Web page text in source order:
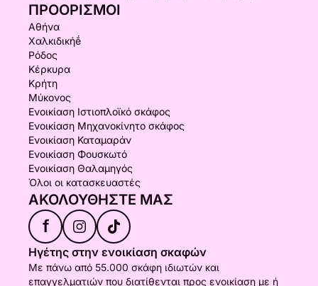
ΠΡΟΟΡΙΣΜΟΊ
Αθήνα
Χαλκιδικήḗ
Ρόδος
Κέρκυρα
Κρήτη
Μύκονος
Ενοικίαση Ιστιοπλοϊκό σκάφος
Ενοικίαση Μηχανοκίνητο σκάφος
Ενοικίαση Καταμαράν
Ενοικίαση Φουσκωτό
Ενοικίαση Θαλαμηγός
Όλοι οι κατασκευαστές
ΑΚΟΛΟΥΘΉΣΤΕ ΜΑΣ
f
Ηγέτης στην ενοικίαση σκαφών
Με πάνω από 55.000 σκάφη ιδιωτών και
επαγγελματιών που διατίθενται προς ενοικίαση με ή